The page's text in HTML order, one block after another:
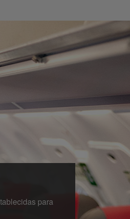
para